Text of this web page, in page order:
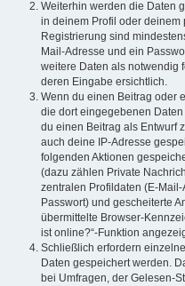
Weiterhin werden die Daten
in deinem Profil oder deinem
Registrierung sind
Mail-Adresse und ein
weitere Daten als notwendig
deren Eingabe ersichtlich.
Wenn du einen Beitrag oder
die dort eingegebenen
du einen Beitrag als Entwurf
auch deine IP-Adresse
folgenden Aktionen
(dazu zählen Private
zentralen Profildaten (E-
Passwort) und gescheiterte
übermittelte Browser-
ist online?“-Funktion
Schließlich erfordern
Daten gespeichert werden.
bei Umfragen, der Gelesen-